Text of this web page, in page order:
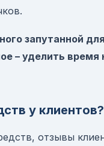
запутанной
– уделить время
у клиентов?
отзывы